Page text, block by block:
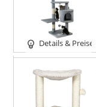
Details & Preise